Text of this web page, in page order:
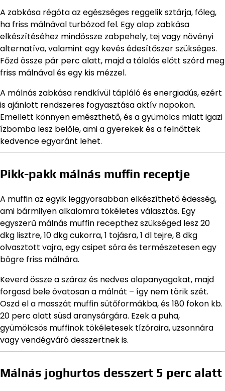
A zabkása régóta az egészséges reggelik sztárja, főleg,
ha friss málnával turbózod fel. Egy alap zabkása
elkészítéséhez mindössze zabpehely, tej vagy növényi
alternatíva, valamint egy kevés édesítőszer szükséges.
Főzd össze pár perc alatt, majd a tálalás előtt szórd meg
friss málnával és egy kis mézzel.
A málnás zabkása rendkívül tápláló és energiadús, ezért
is ajánlott rendszeres fogyasztása aktív napokon.
Emellett könnyen emészthető, és a gyümölcs miatt igazi
ízbomba lesz belőle, ami a gyerekek és a felnőttek
kedvence egyaránt lehet.
Pikk-pakk málnás muffin receptje
A muffin az egyik leggyorsabban elkészíthető édesség,
ami bármilyen alkalomra tökéletes választás. Egy
egyszerű málnás muffin recepthez szükséged lesz 20
dkg lisztre, 10 dkg cukorra, 1 tojásra, 1 dl tejre, 8 dkg
olvasztott vajra, egy csipet sóra és természetesen egy
bögre friss málnára.
Keverd össze a száraz és nedves alapanyagokat, majd
forgasd bele óvatosan a málnát – így nem törik szét.
Oszd el a masszát muffin sütőformákba, és 180 fokon kb.
20 perc alatt süsd aranysárgára. Ezek a puha,
gyümölcsös muffinok tökéletesek tízóraira, uzsonnára
vagy vendégváró desszertnek is.
Málnás joghurtos desszert 5 perc alatt